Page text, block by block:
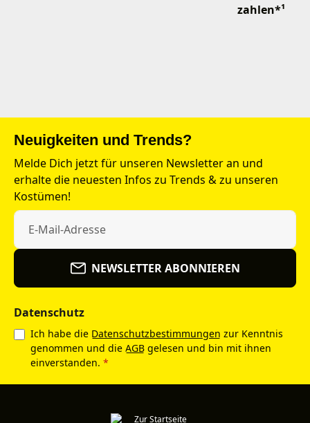
zahlen*¹
Neuigkeiten und Trends?
Melde Dich jetzt für unseren Newsletter an und
erhalte die neuesten Infos zu Trends & zu unseren
Kostümen!
NEWSLETTER ABONNIEREN
Datenschutz
Ich habe die Datenschutzbestimmungen zur Kenntnis
genommen und die AGB gelesen und bin mit ihnen
einverstanden. *